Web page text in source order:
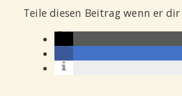
Teile diesen Beitrag wenn er